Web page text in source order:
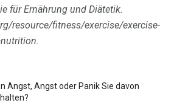
für Ernährung und Diätetik.
resource/fitness/exercise/exercise-
Angst, Angst oder Panik Sie davon